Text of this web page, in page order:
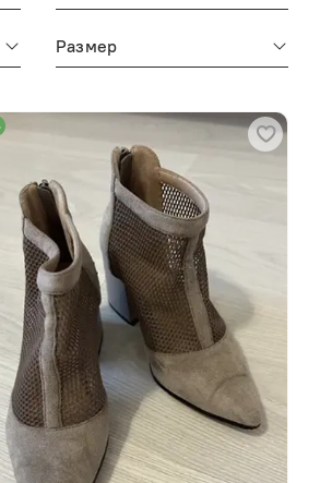
Размер